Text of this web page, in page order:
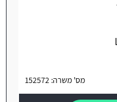
מס' משרה: 152572